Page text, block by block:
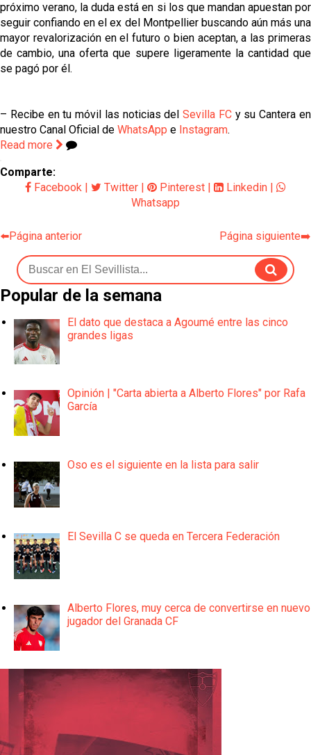
próximo verano, la duda está en si los que mandan apuestan por
seguir confiando en el ex del Montpellier buscando aún más una
mayor revalorización en el futuro o bien aceptan, a las primeras
de cambio, una oferta que supere ligeramente la cantidad que
se pagó por él.
– Recibe en tu móvil las noticias delSevilla FCy su Cantera en
nuestro Canal Oficial de WhatsApp e Instagram.
Read more
Comparte:
Facebook
Twitter Pinterest Linkedin
Whatsapp
⬅️Página anterior Página siguiente➡️
Popular de la semana
El dato que destaca a Agoumé entre las cinco
grandes ligas
Opinión | "Carta abierta a Alberto Flores" por Rafa
García
Oso es el siguiente en la lista para salir
El Sevilla C se queda en Tercera Federación
Alberto Flores, muy cerca de convertirse en nuevo
jugador del Granada CF